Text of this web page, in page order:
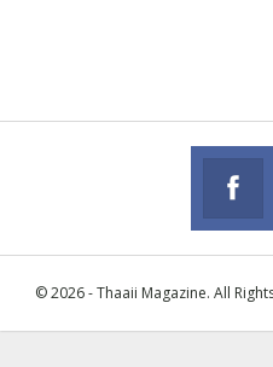
© 2026 - Thaaii Magazine. All